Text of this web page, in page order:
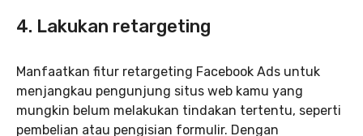
4. Lakukan retargeting
Manfaatkan fitur retargeting Facebook Ads untuk
menjangkau pengunjung situs web kamu yang
mungkin belum melakukan tindakan tertentu, seperti
pembelian atau pengisian formulir. Dengan